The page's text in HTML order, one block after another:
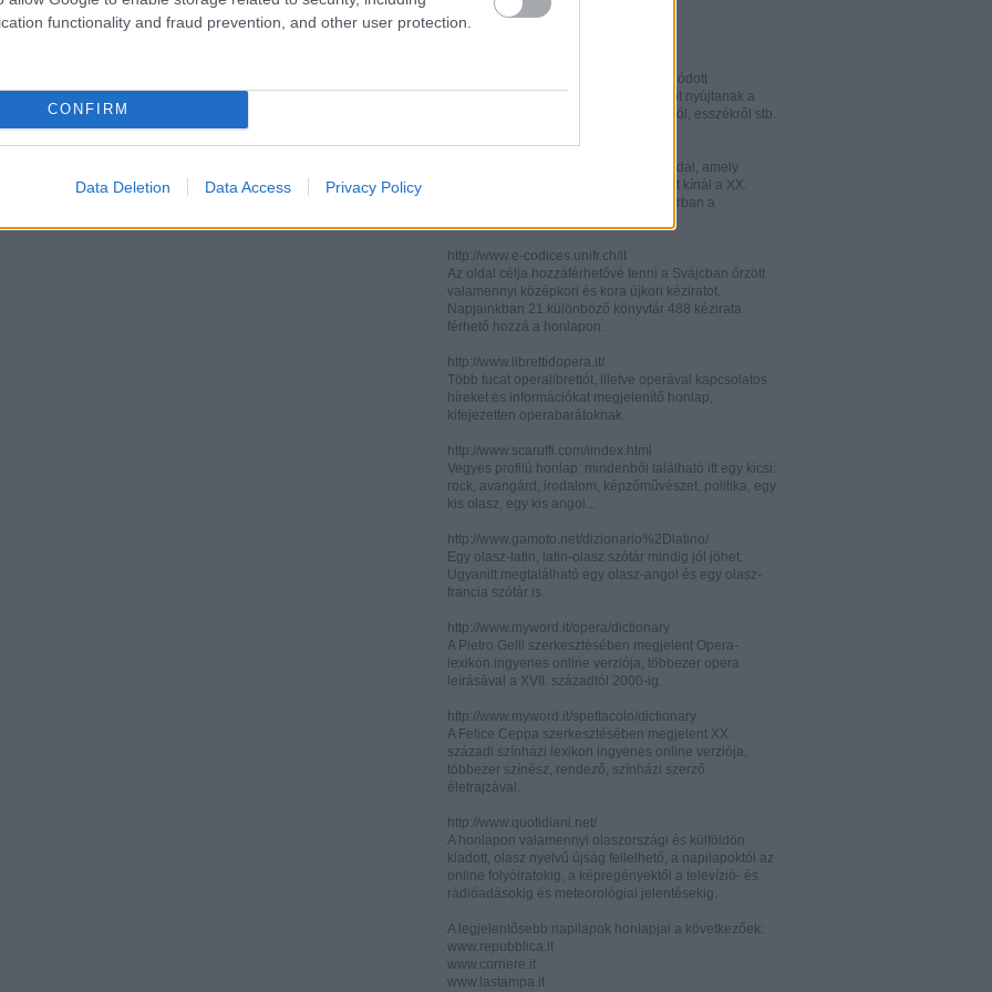
functionality and fraud prevention, and other user protection.
CONFIRM
Data Deletion Data Access Privacy Policy
http://www.italianistica.info/
Két, italianisztikai kutatásra specializálódott
információs portál - számos információt nyújtanak a
legújabb publikációkról, konferenciákról, esszékről stb.
http://digilander.libero.it/letteratura/
Könnyen áttkinthető irodalomkritikai oldal, amely
műelemzéseket és szerzői életrajzokat kínál a XX.
század elejéről. Célközönsége elsősorban a
http://www.e-codices.unifr.ch/it
Az oldal célja hozzáférhetővé tenni a Svájcban őrzött
valamennyi középkori és kora újkori kéziratot.
Napjainkban 21 különböző könyvtár 488 kézirata
férhető hozzá a honlapon.
http://www.librettidopera.it/
Több tucat operalibrettót, illetve operával kapcsolatos
híreket és információkat megjelenítő honlap,
kifejezetten operabarátoknak.
http://www.scaruffi.com/iindex.html
Vegyes profilú honlap: mindenből található itt egy kicsi:
rock, avangárd, irodalom, képzőművészet, politika, egy
kis olasz, egy kis angol...
http://www.gamoto.net/dizionario%2Dlatino/
Egy olasz-latin, latin-olasz szótár mindig jól jöhet.
Ugyanitt megtalálható egy olasz-angol és egy olasz-
francia szótár is.
http://www.myword.it/opera/dictionary
A Pietro Gelli szerkesztésében megjelent Opera-
lexikon ingyenes online verziója, többezer opera
leírásával a XVII. századtól 2000-ig.
http://www.myword.it/spettacolo/dictionary
A Felice Ceppa szerkesztésében megjelent XX.
századi színházi lexikon ingyenes online verziója,
többezer színész, rendező, színházi szerző
életrajzával.
http://www.quotidiani.net/
A honlapon valamennyi olaszországi és külföldön
kiadott, olasz nyelvű újság fellelhető, a napilapoktól az
online folyóiratokig, a képregényektől a televízió- és
rádióadásokig és meteorológiai jelentésekig.
A legjelentősebb napilapok honlapjai a következőek:
www.repubblica.it
www.corriere.it
www.lastampa.it